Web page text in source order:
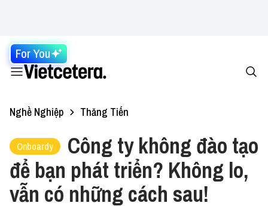
For You
Nghề Nghiệp Thăng Tiến
Onboardy
Công ty không đào tạo
để bạn phát triển? Không lo,
vẫn có những cách sau!